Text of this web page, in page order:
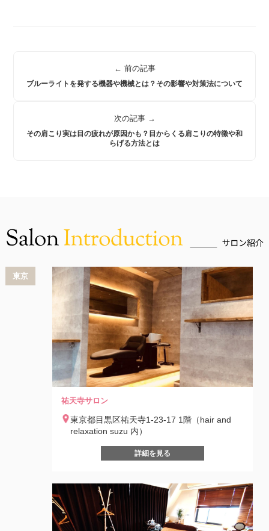
← 前の記事
ブルーライトを発する機器や機械とは？その影響や対策法について
次の記事 →
その肩こり実は目の疲れが原因かも？目からくる肩こりの特徴や和
らげる方法とは
東京
祐天寺サロン
東京都目黒区祐天寺1-23-17 1階（hair and
relaxation suzu 内）
詳細を見る